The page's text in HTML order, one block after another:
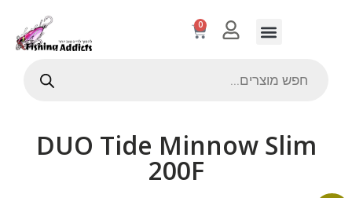
0
DUO Tide Minnow Slim
200F